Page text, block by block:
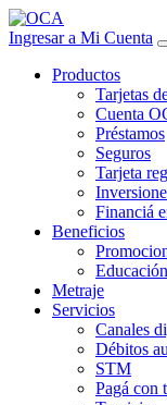
Ingresar a Mi Cuenta
Productos
Tarjetas
Cuenta
Préstamos
Seguros
Tarjeta
Financiá
Beneficios
Educación
Metraje
Servicios
Canales
Débitos
STM
Pagá con